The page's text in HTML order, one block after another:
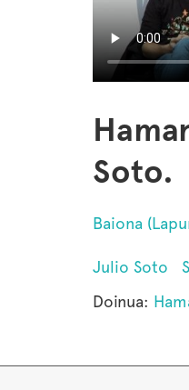
Soto.
Baiona
Julio Soto
Doinua: